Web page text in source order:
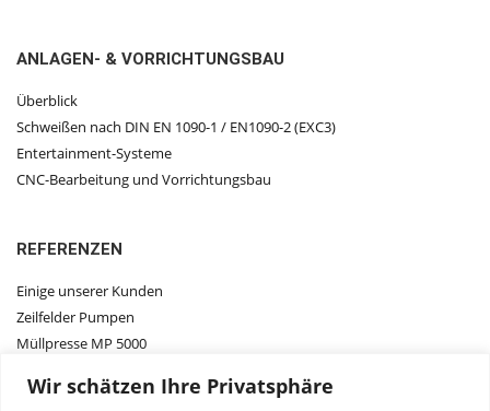
Wir schätzen Ihre Privatsphäre
ANLAGEN- & VORRICHTUNGSBAU
Überblick
Schweißen nach DIN EN 1090-1 / EN1090-2 (EXC3)
Entertainment-Systeme
CNC-Bearbeitung und Vorrichtungsbau
REFERENZEN
Einige unserer Kunden
Zeilfelder Pumpen
Müllpresse MP 5000